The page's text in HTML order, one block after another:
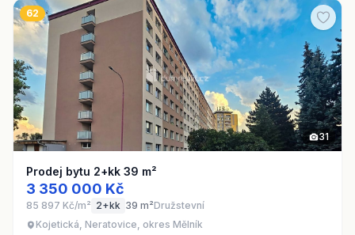
62
31
Prodej bytu 2+kk 39 m²
3 350 000 Kč
85 897 Kč/m² 2+kk 39 m²Družstevní
Kojetická, Neratovice, okres Mělník